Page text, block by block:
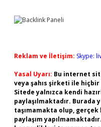
Reklam ve İletişim: Skype:
Yasal Uyarı: Bu internet
veya şahıs şirketi ile
Sitede yalnızca kendi
paylaşılmaktadır.
taşımamakta olup,
paylaşım